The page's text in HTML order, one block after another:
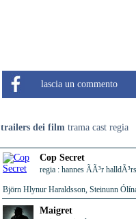
lascia un commento
trailers dei film trama cast regia
Cop Secret
regia : hannes ÃÃ³r
Björn Hlynur Haraldsson, Steinunn
Maigret